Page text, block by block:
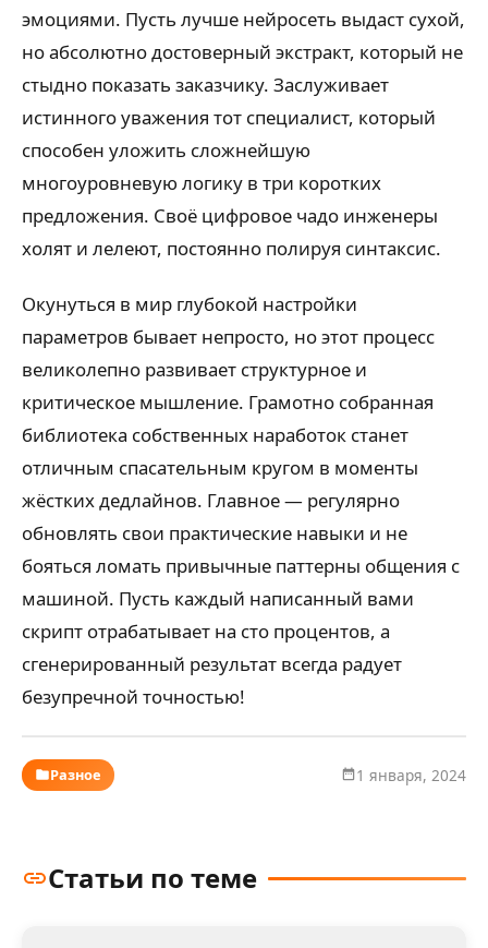
эмоциями. Пусть лучше нейросеть выдаст сухой,
но абсолютно достоверный экстракт, который не
стыдно показать заказчику. Заслуживает
истинного уважения тот специалист, который
способен уложить сложнейшую
многоуровневую логику в три коротких
предложения. Своё цифровое чадо инженеры
холят и лелеют, постоянно полируя синтаксис.
Окунуться в мир глубокой настройки
параметров бывает непросто, но этот процесс
великолепно развивает структурное и
критическое мышление. Грамотно собранная
библиотека собственных наработок станет
отличным спасательным кругом в моменты
жёстких дедлайнов. Главное — регулярно
обновлять свои практические навыки и не
бояться ломать привычные паттерны общения с
машиной. Пусть каждый написанный вами
скрипт отрабатывает на сто процентов, а
сгенерированный результат всегда радует
безупречной точностью!
Разное 1 января, 2024
Статьи по теме